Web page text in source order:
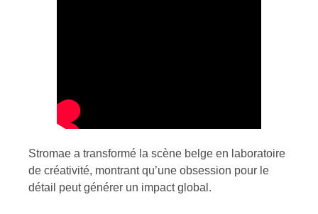
Stromae a transformé la scène belge en laboratoire
de créativité, montrant qu’une obsession pour le
détail peut générer un impact global.